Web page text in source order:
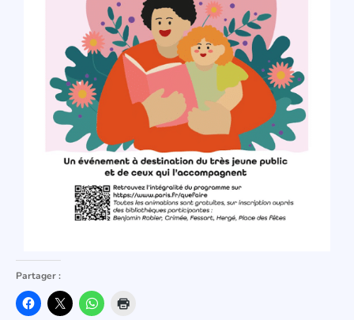
Partager :